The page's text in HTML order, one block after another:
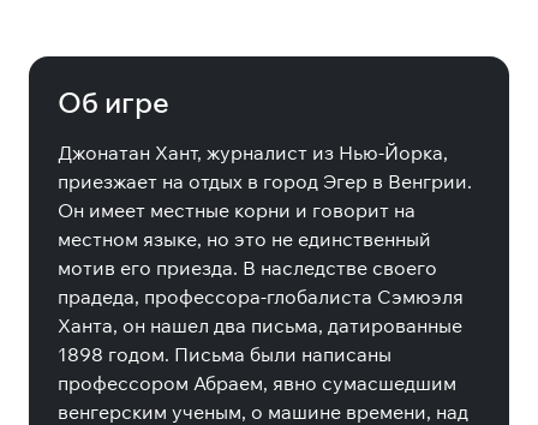
Об игре
Джонатан Хант, журналист из Нью-Йорка,
приезжает на отдых в город Эгер в Венгрии.
Он имеет местные корни и говорит на
местном языке, но это не единственный
мотив его приезда. В наследстве своего
прадеда, профессора-глобалиста Сэмюэля
Ханта, он нашел два письма, датированные
1898 годом. Письма были написаны
профессором Абраем, явно сумасшедшим
венгерским ученым, о машине времени, над